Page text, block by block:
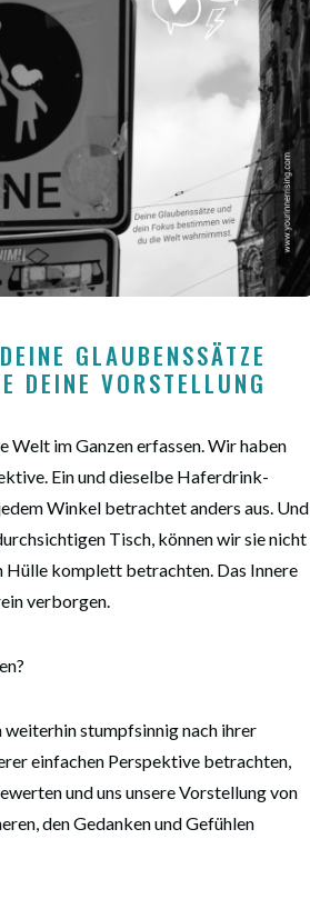
GLAUBENSSÄTZE
DEINE VORSTELLUNG
Welt im Ganzen erfassen. Wir haben
Ein und dieselbe Haferdrink-
Winkel betrachtet anders aus. Und
Tisch, können wir sie nicht
Hülle komplett betrachten. Das Innere
verborgen.
stumpfsinnig nach ihrer
einfachen Perspektive betrachten,
und uns unsere Vorstellung von
den Gedanken und Gefühlen